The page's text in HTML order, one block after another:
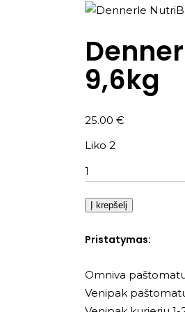
9,6kg
25.00 €
Liko 2
Kiekis
Į krepšelį
Pristatymas:
Omniva
Venipak